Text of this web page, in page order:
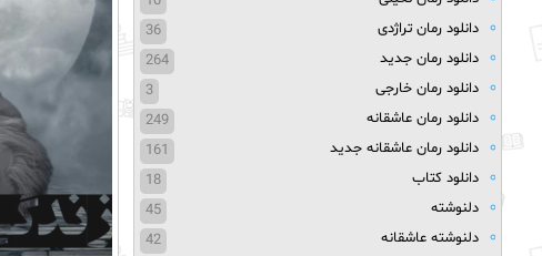
دانلود رمان تراژدی
36
دانلود رمان جدید
264
دانلود رمان خارجی
3
دانلود رمان عاشقانه
249
دانلود رمان عاشقانه جدید
161
دانلود کتاب
18
دلنوشته
45
دلنوشته عاشقانه
42